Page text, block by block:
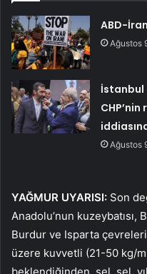
ABD-
Ağustos
İstanbul
Ağustos
YAĞMUR UYARISI: Son
Anadolu’nun kuzeybatısı,
Burdur ve Isparta
üzere kuvvetli (21-50 kg/
beklendiğinden, sel, sel,